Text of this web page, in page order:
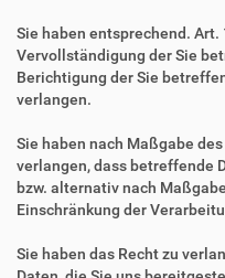
Sie haben entsprechend. Art.
Vervollständigung der Sie
Berichtigung der Sie
verlangen.
Sie haben nach Maßgabe
verlangen, dass betreffende
bzw. alternativ nach
Einschränkung der
Sie haben das Recht zu